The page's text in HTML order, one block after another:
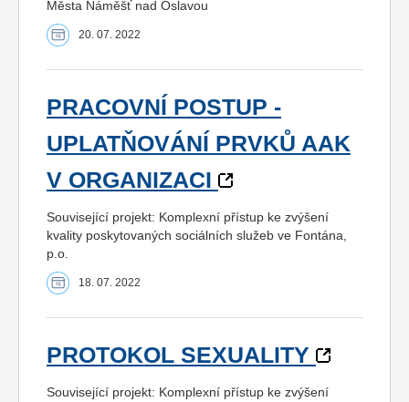
Města Náměšť nad Oslavou
20. 07. 2022
PRACOVNÍ POSTUP -
UPLATŇOVÁNÍ PRVKŮ AAK
V ORGANIZACI
Související projekt: Komplexní přístup ke zvýšení
kvality poskytovaných sociálních služeb ve Fontána,
p.o.
18. 07. 2022
PROTOKOL SEXUALITY
Související projekt: Komplexní přístup ke zvýšení